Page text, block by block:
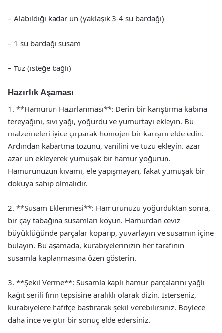
– Alabildiği kadar un (yaklaşık 3-4 su bardağı)
– 1 su bardağı susam
– Tuz (isteğe bağlı)
Hazırlık Aşaması
1. **Hamurun Hazırlanması**: Derin bir karıştırma kabına
tereyağını, sıvı yağı, yoğurdu ve yumurtayı ekleyin. Bu
malzemeleri iyice çırparak homojen bir karışım elde edin.
Ardından kabartma tozunu, vanilini ve tuzu ekleyin. azar
azar un ekleyerek yumuşak bir hamur yoğurun.
Hamurunuzun kıvamı, ele yapışmayan, fakat yumuşak bir
dokuya sahip olmalıdır.
2. **Susam Eklenmesi**: Hamurunuzu yoğurduktan sonra,
bir çay tabağına susamları koyun. Hamurdan ceviz
büyüklüğünde parçalar koparıp, yuvarlayın ve susamın içine
bulayın. Bu aşamada, kurabiyelerinizin her tarafının
susamla kaplanmasına özen gösterin.
3. **Şekil Verme**: Susamla kaplı hamur parçalarını yağlı
kağıt serili fırın tepsisine aralıklı olarak dizin. İsterseniz,
kurabiyelere hafifçe bastırarak şekil verebilirsiniz. Böylece
daha ince ve çıtır bir sonuç elde edersiniz.